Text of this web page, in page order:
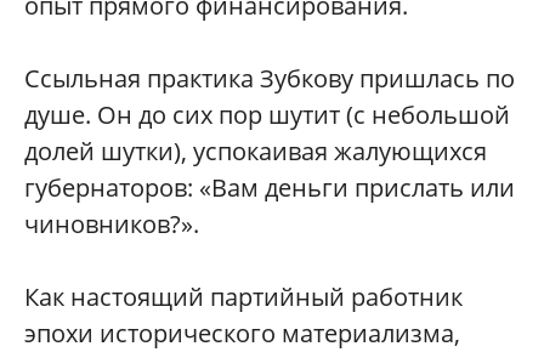
Ссыльная практика Зубкову пришлась по
душе. Он до сих пор шутит (с небольшой
долей шутки), успокаивая жалующихся
губернаторов: «Вам деньги прислать или
чиновников?».
Как настоящий партийный работник
эпохи исторического материализма,